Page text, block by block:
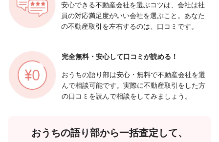
安心できる不動産会社を選ぶコツは、会社は社
員の対応満足度がいい会社を選ぶこと。あなた
の不動産取引を左右するのは、口コミです。
完全無料・安心して口コミが読める！
おうちの語り部は安心・無料で不動産会社を選
んで相談可能です。実際に不動産取引をした方
の口コミを読んで相談をしてみましょう。
おうちの語り部から一括査定して、